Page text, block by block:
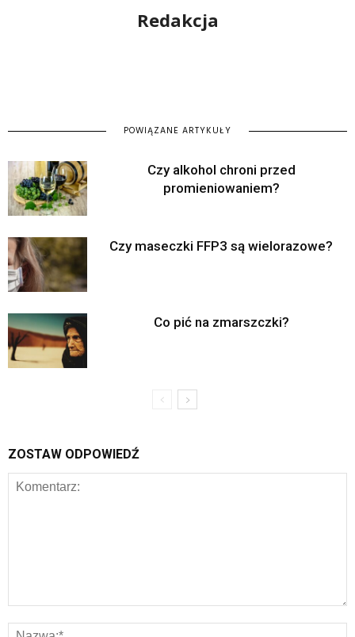
Redakcja
POWIĄZANE ARTYKUŁY
Czy alkohol chroni przed
promieniowaniem?
Czy maseczki FFP3 są wielorazowe?
Co pić na zmarszczki?
ZOSTAW ODPOWIEDŹ